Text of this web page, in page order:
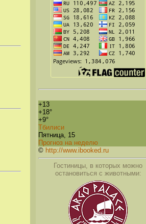
+13
+18°
+9°
Тбилиси
Пятница, 15
Прогноз на неделю
© http://www.ibooked.ru
Гостиницы, в которых можно
остановиться с животными: